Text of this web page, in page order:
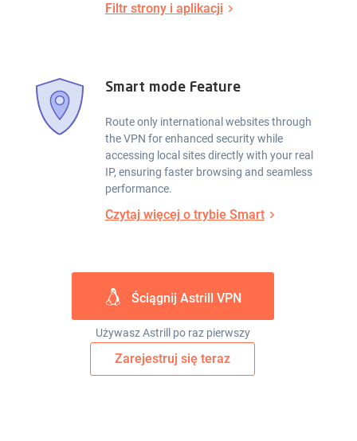
Filtr strony i aplikacji
Smart mode Feature
Route only international websites through
the VPN for enhanced security while
accessing local sites directly with your real
IP, ensuring faster browsing and seamless
performance.
Czytaj więcej o trybie Smart
Ściągnij Astrill VPN
Używasz Astrill po raz pierwszy
Zarejestruj się teraz